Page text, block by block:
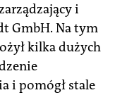
i
GmbH. Na tym
kilka dużych
i pomógł stale